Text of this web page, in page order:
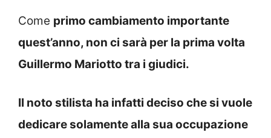
Come primo cambiamento importante
quest’anno, non ci sarà per la prima volta
Guillermo Mariotto tra i giudici.
Il noto stilista ha infatti deciso che si vuole
dedicare solamente alla sua occupazione